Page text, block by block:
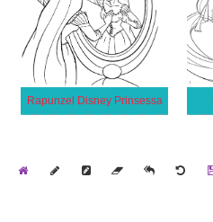
Rapunzel Disney Prinsessa